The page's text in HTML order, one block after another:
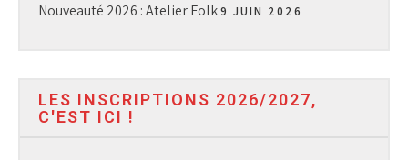
Nouveauté 2026 : Atelier Folk9 JUIN 2026
LES INSCRIPTIONS 2026/2027,
C'EST ICI !